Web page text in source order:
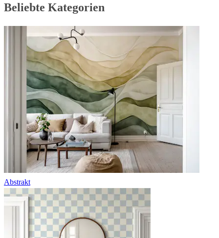
Beliebte Kategorien
Abstrakt